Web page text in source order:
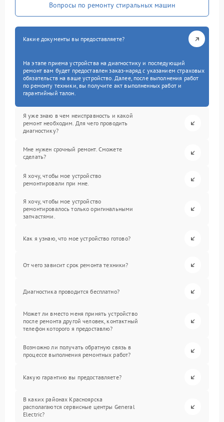
Вопросы по ремонту стиральных машин
Какие документы вы предоставляете?
На этапе приема устройства на диагностику и последующий
ремонт вам будет предоставлен заказ-наряд с указанием страховых
обязательств на ваше устройство. Далее, после выполнения работ
по ремонту техники, вы получите акт выполненных работ и
гарантийный талон.
Я уже знаю в чем неисправность и какой
ремонт необходим. Для чего проводить
диагностику?
Мне нужен срочный ремонт. Сможете
сделать?
Я хочу, чтобы мое устройство
ремонтировали при мне.
Я хочу, чтобы мое устройство
ремонтировалось только оригинальными
запчастями.
Как я узнаю, что мое устройство готово?
От чего зависит срок ремонта техники?
Диагностика проводится бесплатно?
Может ли вместо меня принять устройство
после ремонта другой человек, контактный
телефон которого я предоставлю?
Возможно ли получать обратную связь в
процессе выполнения ремонтных работ?
Какую гарантию вы предоставляете?
В каких районах Красноярска
располагаются сервисные центры General
Electric?